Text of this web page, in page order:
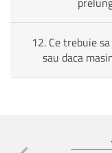
12. Ce trebuie
sau daca